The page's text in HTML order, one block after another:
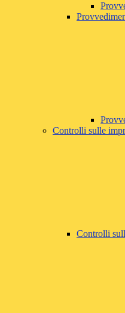
Controlli sulle
Controlli